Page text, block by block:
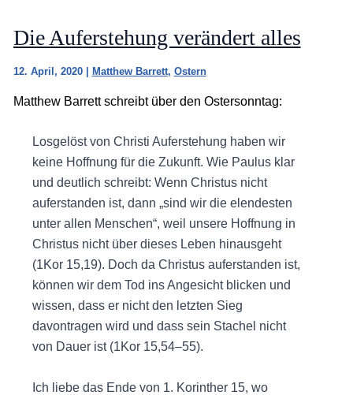
Die Aufer­stehung verändert alles
12. April, 2020 | Matthew Barrett, Ostern
Matthew Barrett schreibt über den Ostersonntag:
Losgelöst von Christi Auferstehung haben wir
keine Hoffnung für die Zukunft. Wie Paulus klar
und deutlich schreibt: Wenn Christus nicht
auferstanden ist, dann „sind wir die elendesten
unter allen Menschen“, weil unsere Hoffnung in
Christus nicht über dieses Leben hinausgeht
(1Kor 15,19). Doch da Christus auferstanden ist,
können wir dem Tod ins Angesicht blicken und
wissen, dass er nicht den letzten Sieg
davontragen wird und dass sein Stachel nicht
von Dauer ist (1Kor 15,54–55).
Ich liebe das Ende von 1. Korinther 15, wo